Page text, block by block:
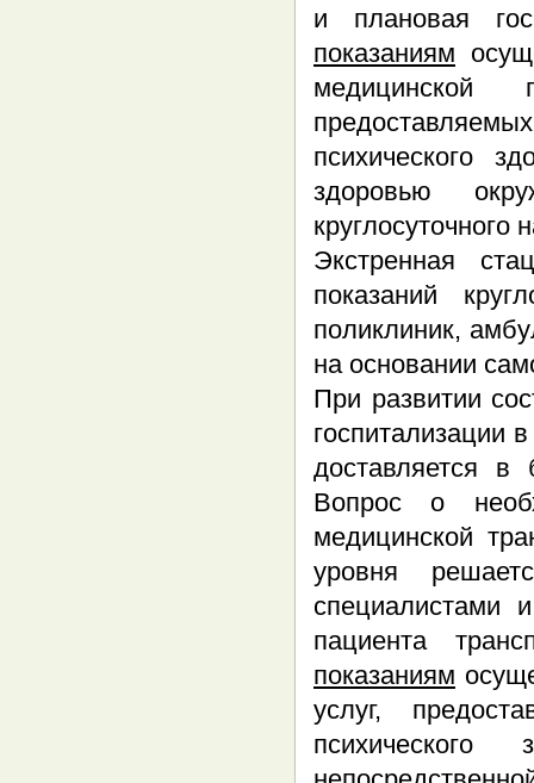
и плановая
показаниям
медицинской
психического
здоровью
круглосуточного
Экстренная
показаний
поликлиник,
на основании
При развитии
госпитализации
доставляется в
Вопрос о
медицинской
уровня
специалистами
пациента
показаниям
услуг,